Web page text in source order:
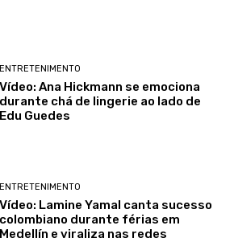
ENTRETENIMENTO
Vídeo: Ana Hickmann se emociona
durante chá de lingerie ao lado de
Edu Guedes
ENTRETENIMENTO
Vídeo: Lamine Yamal canta sucesso
colombiano durante férias em
Medellín e viraliza nas redes